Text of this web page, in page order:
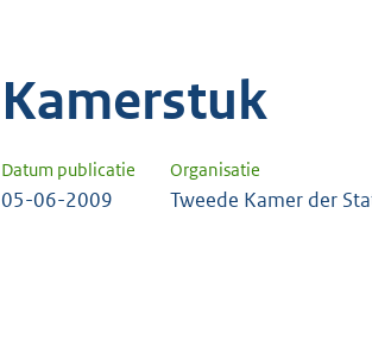
Kamerstuk
Datum publicatie Organisatie
05-06-2009 Tweede Kamer der